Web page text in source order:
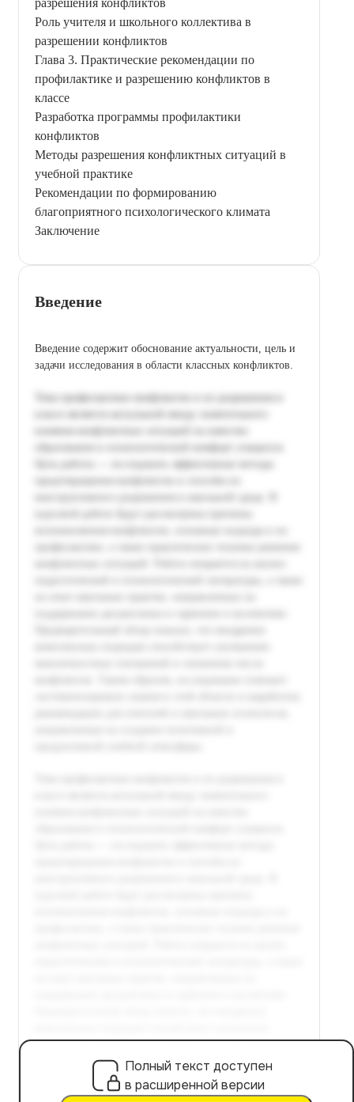
Роль учителя и школьного коллектива в
разрешении конфликтов
Глава 3. Практические рекомендации по
профилактике и разрешению конфликтов в
классе
Разработка программы профилактики
конфликтов
Методы разрешения конфликтных ситуаций в
учебной практике
Рекомендации по формированию
благоприятного психологического климата
Заключение
Введение
Введение содержит обоснование актуальности, цель и
задачи исследования в области классных конфликтов.
Полный текст доступен
в расширенной версии